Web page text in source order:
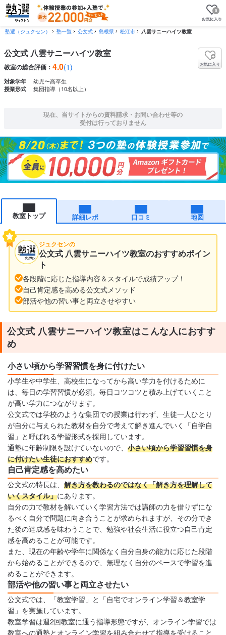
0
塾選（ジュクセン） 塾一覧 公文式 島根県 松江市 八雲サニーハイツ教室
公文式 八雲サニーハイツ教室
教室の総合評価： 4.0(1) お気に入り
対象学年 幼児〜高卒生
授業形式 集団指導（10名以上）
現在、当サイトからの資料請求・お問い合わせ等の
受付は行っておりません
教室トップ 詳細レポ 口コミ 地図
ジュクセンの
公文式 八雲サニーハイツ教室のおすすめポイン
ト
各段階に応じた指導内容＆スタイルで成績アップ！
自己肯定感を高める公文式メソッド
部活や他の習い事と両立させやすい
公文式 八雲サニーハイツ教室はこんな人におすす
め
小さい頃から学習習慣を身に付けたい
小学生や中学生、高校生になってから高い学力を付けるために
は、毎日の学習習慣が必須。毎日コツコツと積み上げていくこと
が高い学力につながります。
公文式では学校のような集団での授業は行わず、生徒一人ひとり
が自分に与えられた教材を自分で考えて解き進んでいく「自学自
習」と呼ばれる学習形式を採用しています。
通塾に年齢制限を設けていないので、 小さい頃から学習習慣を身
に付けたい生徒におすすめです。
自己肯定感を高めたい
公文式の特長は、 解き方を教わるのではなく「解き方を理解して
いくスタイル」にあります。
自分の力で教材を解いていく学習方法では講師の力を借りずにな
るべく自分で問題に向き合うことが求められますが、その分でき
た後の達成感を味わうことで、勉強や社会生活に役立つ自己肯定
感を高めることが可能です。
また、現在の年齢や学年に関係なく自分自身の能力に応じた段階
から始めることができるので、無理なく自分のペースで学習を進
めることができます。
部活や他の習い事と両立させたい
公文式では、「教室学習」と「自宅でオンライン学習＆教室学
習」を実施しています。
教室学習は週2回教室に通う指導形態ですが、オンライン学習では
教室への通塾とオンライン学習を組み合わせて指導を受けること